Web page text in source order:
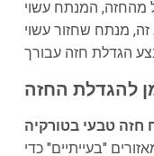
מהחזה, המנתח עשוי
מנתח שחזור עשוי
חזה טבעי בטורקיה
"בעייתיים" כדי